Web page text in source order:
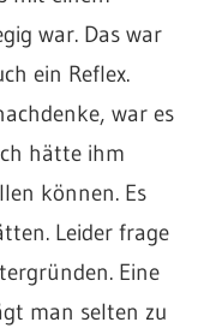
war. Das war
ein Reflex.
war es
hätte ihm
können. Es
Leider frage
Eine
man selten zu